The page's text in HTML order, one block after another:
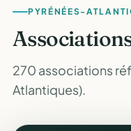
PYRÉNÉES-
270 associations
Atlantiques).